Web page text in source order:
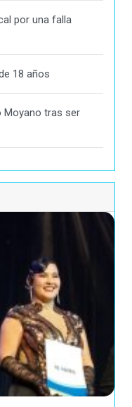
por una falla
18 años
Moyano tras ser